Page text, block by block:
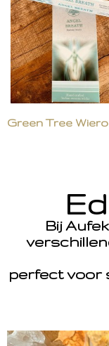
Green Tree
Bij
perfect voor